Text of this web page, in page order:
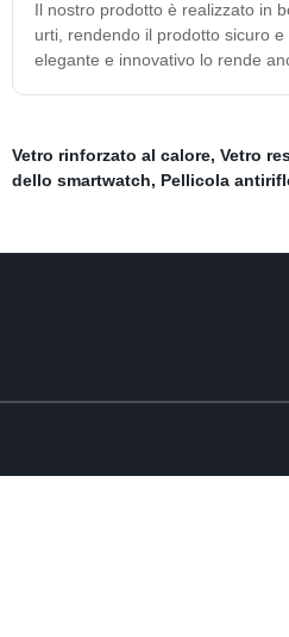
Il nostro prodotto è realizzato in
urti, rendendo il prodotto sicuro
elegante e innovativo lo rende
Vetro rinforzato al calore, Vetro
dello smartwatch, Pellicola